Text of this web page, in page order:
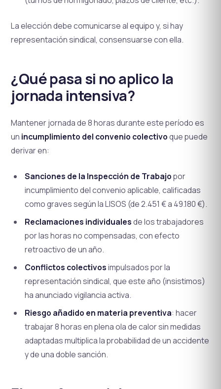
La elección debe comunicarse al equipo y, si hay
representación sindical, consensuarse con ella.
¿Qué pasa si no aplico la
jornada intensiva?
Mantener jornada de 8 horas durante este período es
un incumplimiento del convenio colectivoque puede
derivar en:
Sanciones de la Inspección de Trabajopor
incumplimiento del convenio aplicable, calificadas
como graves según la LISOS (de 2.451 € a 49.180 €).
Reclamaciones individualesde los trabajadores
por las horas no compensadas, con efecto
retroactivo de un año.
Conflictos colectivosimpulsados por la
representación sindical, que este año (insistimos)
ha anunciado vigilancia activa.
Riesgo añadido en materia preventiva: hacer
trabajar 8 horas en plena ola de calor sin medidas
adaptadas multiplica la probabilidad de un accidente
y de una doble sanción.